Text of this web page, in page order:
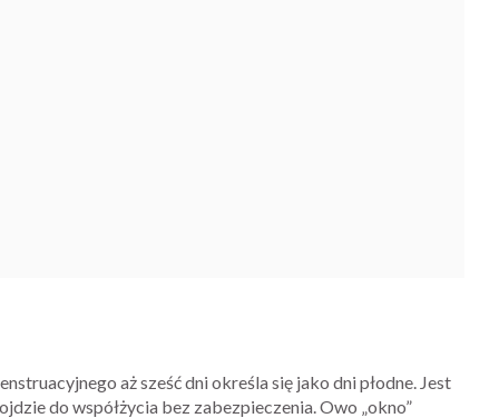
aż sześć dni określa się jako dni płodne. Jest
do współżycia bez zabezpieczenia. Owo „okno”